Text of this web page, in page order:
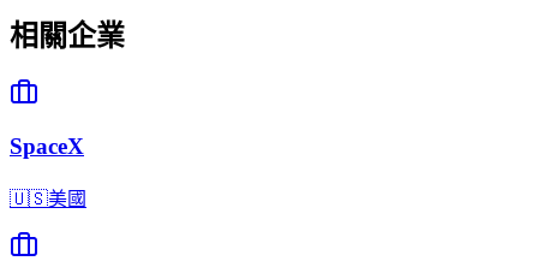
相關企業
SpaceX
🇺🇸美國